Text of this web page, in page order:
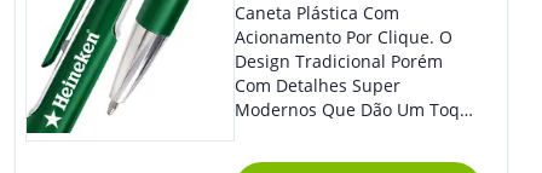
Caneta Plástica Com
Acionamento Por Clique. O
Design Tradicional Porém
Com Detalhes Super
Modernos Que Dão Um Toque